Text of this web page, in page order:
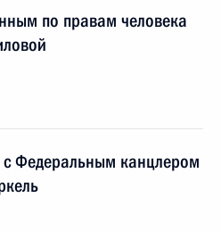
по правам человека
Федеральным канцлером